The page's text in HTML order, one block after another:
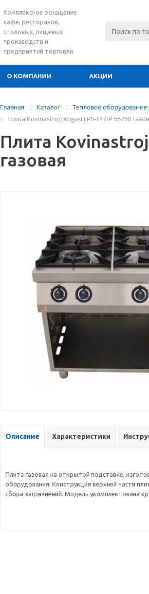
Комплексное оснащение
кафе, ресторанов,
столовых, пищевых
производств и
предприятий торговли
О КОМПАНИИ АКЦИИ
Главная Каталог Тепловое
Плита Kovinastroj (Kogast) PS-T47/P 55750
Плита
газовая
Описание Характеристики
Плита газовая на открытой подставке,
оборудования. Конструкция верхней части
сбора загрязнений. Модель укомплектована